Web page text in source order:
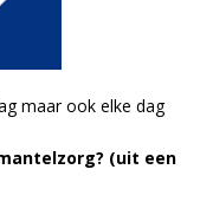
maar ook elke dag
(uit een